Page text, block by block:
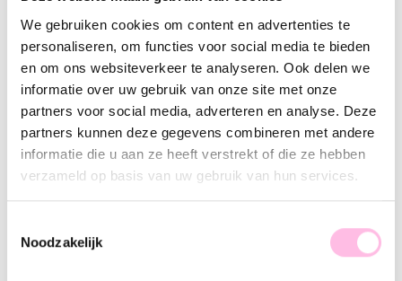
We gebruiken cookies om content en advertenties te
personaliseren, om functies voor social media te bieden
en om ons websiteverkeer te analyseren. Ook delen we
informatie over uw gebruik van onze site met onze
partners voor social media, adverteren en analyse. Deze
partners kunnen deze gegevens combineren met andere
informatie die u aan ze heeft verstrekt of die ze hebben
verzameld op basis van uw gebruik van hun services.
Noodzakelijk
Mint Roze
Gratisverzending vanaf €35,-
Verzending v.a. €1,95
Premium stainless steel
Omschrijving Kenmerk SKU
Het perfecte detail om je zomer- of festivaloutfit af te maken!
helemaal cute?! Shop nu!